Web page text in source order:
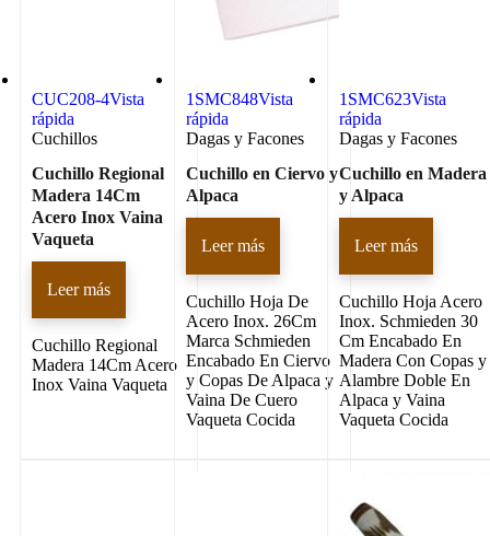
CUC208-4Vista
rápida
Cuchillos
Cuchillo Regional
Madera 14Cm
Acero Inox Vaina
Vaqueta
Leer más
Cuchillo Regional
Madera 14Cm Acero
Inox Vaina Vaqueta
1SMC848Vista
rápida
Dagas y Facones
Cuchillo en Ciervo y
Alpaca
Leer más
Cuchillo Hoja De
Acero Inox. 26Cm
Marca Schmieden
Encabado En Ciervo
y Copas De Alpaca y
Vaina De Cuero
Vaqueta Cocida
1SMC623Vista
rápida
Dagas y Facones
Cuchillo en Madera
y Alpaca
Leer más
Cuchillo Hoja Acero
Inox. Schmieden 30
Cm Encabado En
Madera Con Copas y
Alambre Doble En
Alpaca y Vaina
Vaqueta Cocida